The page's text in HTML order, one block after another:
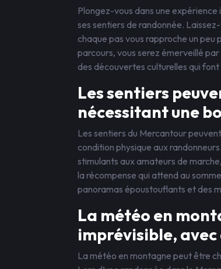
Plongez-vous dans une
ses sentiers de randonnée.
chaque pas vous rapproche un
parcours, vous serez émerveillé
des découvertes culturelles qui
Les sentiers
nécessitant une
Les sentiers du Mercantour
condition physique aux
stimulants aux amateurs de
la récompense qui attend au
panoramas époustouflants et des
La météo en
imprévisible, avec
La météo en montagne peut être